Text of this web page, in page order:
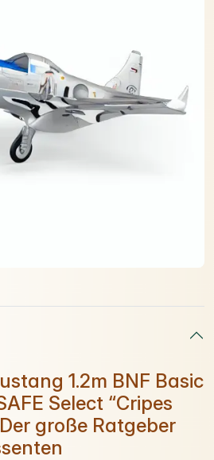
1.2m BNF Basic
Select “Cripes
große Ratgeber